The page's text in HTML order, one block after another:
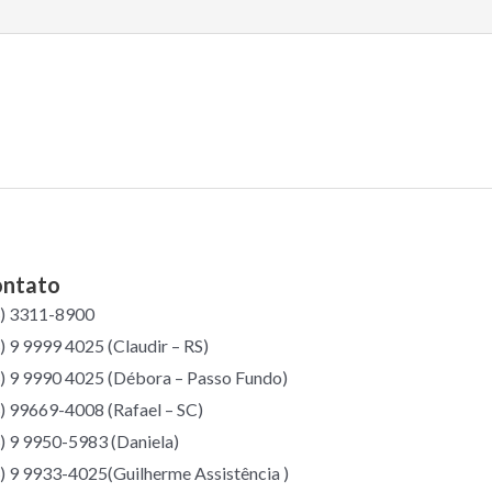
3311-8900
9 9999 4025 (Claudir – RS)
9 9990 4025 (Débora – Passo Fundo)
99669-4008 (Rafael – SC)
9 9950-5983 (Daniela)
9 9933-4025(Guilherme Assistência )